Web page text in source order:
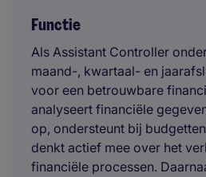
Functie
Als Assistant Controller
maand-, kwartaal- en
voor een betrouwbare
analyseert financiële
op, ondersteunt bij
denkt actief mee over het
financiële processen.